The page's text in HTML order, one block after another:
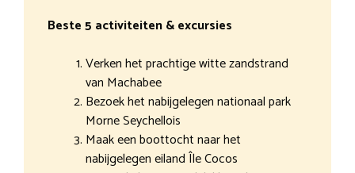
Beste 5 activiteiten & excursies
Verken het prachtige witte zandstrand
van Machabee
Bezoek het nabijgelegen nationaal park
Morne Seychellois
Maak een boottocht naar het
nabijgelegen eiland Île Cocos